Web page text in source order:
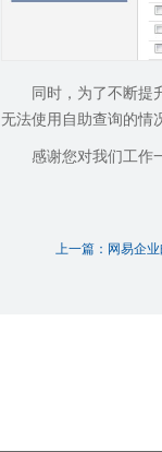
同时，为了不断提
无法使用自助查询的情
感谢您对我们工作
上一篇：网易企